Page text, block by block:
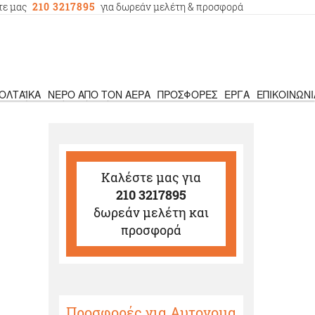
μας 210 3217895 για δωρεάν μελέτη & προσφορά
ΝΕΡΌ ΑΠΌ ΤΟΝ ΑΈΡΑ ΠΡΟΣΦΟΡΈΣ ΈΡΓΑ
αυτόνομων φωτοβολταϊκών › Rolls
Καλέστε μας
210 3217895
για
δωρεάν μελέτη και
προσφορά